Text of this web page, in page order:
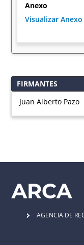
Anexo
Visualizar Anexo
FIRMANTES
Juan Alberto Pazo
AGENCIA DE